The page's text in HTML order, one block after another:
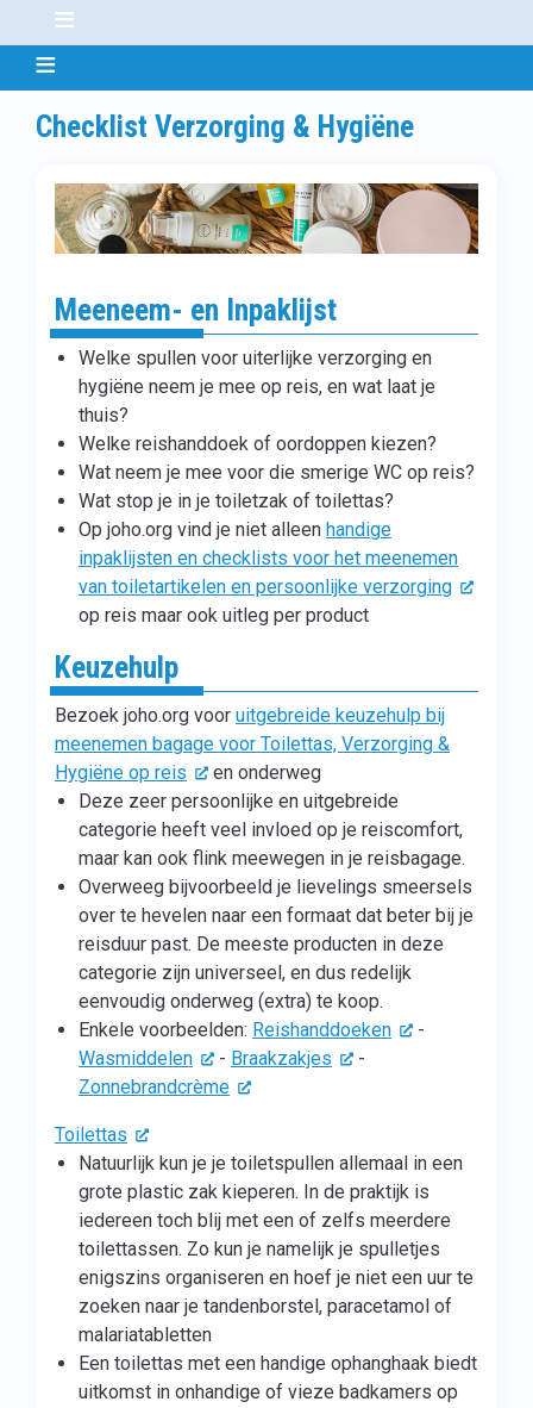
Checklist Verzorging & Hygiëne
Meeneem- en Inpaklijst
Welke spullen voor uiterlijke verzorging en
hygiëne neem je mee op reis, en wat laat je
thuis?
Welke reishanddoek of oordoppen kiezen?
Wat neem je mee voor die smerige WC op reis?
Wat stop je in je toiletzak of toilettas?
Op joho.org vind je niet alleen handige
inpaklijsten en checklists voor het meenemen
van toiletartikelen en persoonlijke verzorging
op reis maar ook uitleg per product
Keuzehulp
Bezoek joho.org voor uitgebreide keuzehulp bij
meenemen bagage voor Toilettas, Verzorging &
Hygiëne op reis
en onderweg
Deze zeer persoonlijke en uitgebreide
categorie heeft veel invloed op je reiscomfort,
maar kan ook flink meewegen in je reisbagage.
Overweeg bijvoorbeeld je lievelings smeersels
over te hevelen naar een formaat dat beter bij je
reisduur past. De meeste producten in deze
categorie zijn universeel, en dus redelijk
eenvoudig onderweg (extra) te koop.
Enkele voorbeelden: Reishanddoeken
-
Wasmiddelen
- Braakzakjes
-
Zonnebrandcrème
Toilettas
Natuurlijk kun je je toiletspullen allemaal in een
grote plastic zak kieperen. In de praktijk is
iedereen toch blij met een of zelfs meerdere
toilettassen. Zo kun je namelijk je spulletjes
enigszins organiseren en hoef je niet een uur te
zoeken naar je tandenborstel, paracetamol of
malariatabletten
Een toilettas met een handige ophanghaak biedt
uitkomst in onhandige of vieze badkamers op